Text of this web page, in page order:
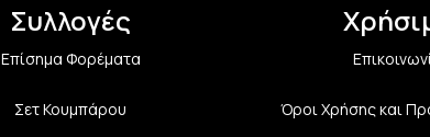
Συλλογές
Επίσημα Φορέματα
Σετ Κουμπάρου Όροι Χρήσης και